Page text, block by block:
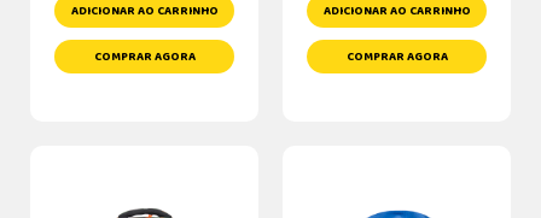
ADICIONAR AO CARRINHO
COMPRAR AGORA
ADICIONAR AO CARRINHO
COMPRAR AGORA